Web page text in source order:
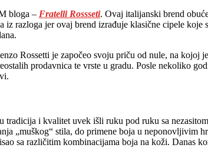
bloga – Fratelli Rossseti. Ovaj italijanski brend
iz razloga jer ovaj brend izrađuje klasične cipele koje
Rossetti je započeo svoju priču od nule, na kojoj
prodavnica te vrste u gradu. Posle nekoliko
i kvalitet uvek išli ruku pod ruku sa
„muškog“ stila, do primene boja u neponovljivim
sa različitim kombinacijama boja na koži. Danas